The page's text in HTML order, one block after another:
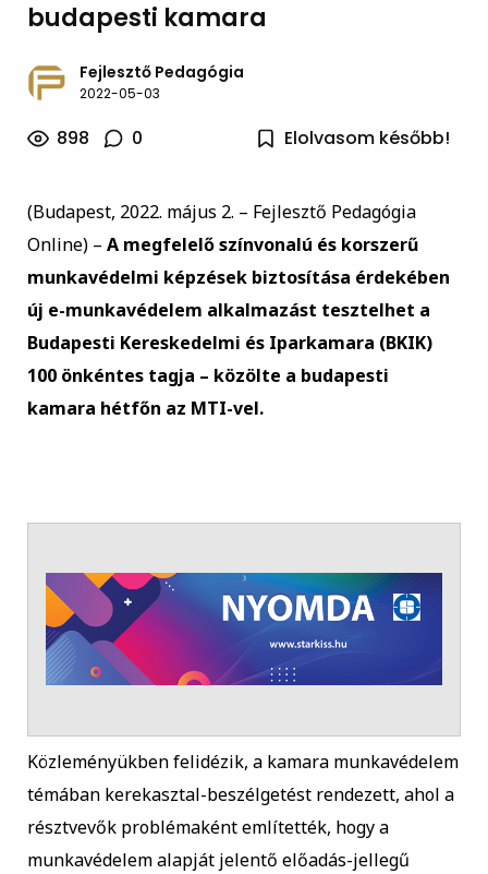
budapesti kamara
Fejlesztő Pedagógia
2022-05-03
898 0 Elolvasom később!
(Budapest, 2022. május 2. – Fejlesztő Pedagógia
Online) – A megfelelő színvonalú és korszerű
munkavédelmi képzések biztosítása érdekében
új e-munkavédelem alkalmazást tesztelhet a
Budapesti Kereskedelmi és Iparkamara (BKIK)
100 önkéntes tagja – közölte a budapesti
kamara hétfőn az MTI-vel.
Közleményükben felidézik, a kamara munkavédelem
témában kerekasztal-beszélgetést rendezett, ahol a
résztvevők problémaként említették, hogy a
munkavédelem alapját jelentő előadás-jellegű